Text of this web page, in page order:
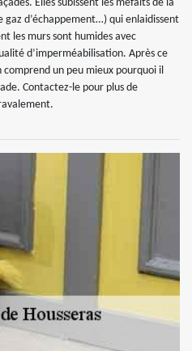
Elles subissent les méfaits de la
d’échappement…) qui enlaidissent
les murs sont humides avec
d’imperméabilisation. Après ce
comprend un peu mieux pourquoi il
Contactez-le pour plus de